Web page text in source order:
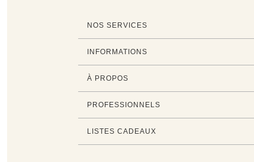
NOS SERVICES
INFORMATIONS
À PROPOS
PROFESSIONNELS
LISTES CADEAUX